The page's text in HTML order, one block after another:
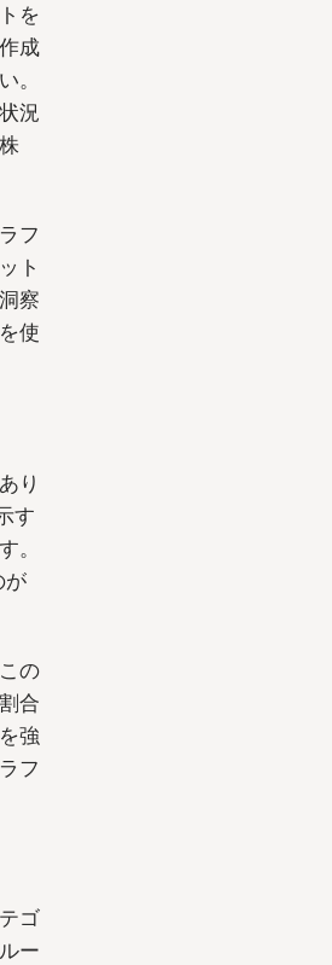
を
成
。
況
フ
ト
察
使
り
す
。
が
の
合
強
フ
ゴ
ー